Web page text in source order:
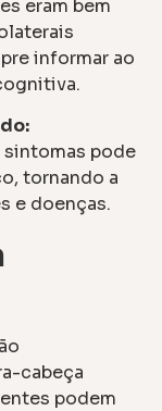
eram bem
informar ao
pode
tornando a
e doenças.
cabeça
podem